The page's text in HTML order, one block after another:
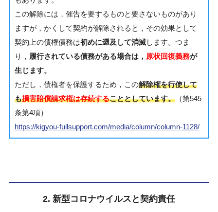
この解除には，催告を要するものと要さないものがあり
ますが，かくして契約が解除されると，その効果として
契約上の債権債務は初めに遡及して消滅します。つま
り， 履行されている債務がある場合は， 原状回復義務が
生じます。
ただし，債権者を保護するため，この解除権を行使して
も損害賠償請求権は存続することとしています。（第545
条第4項）
https://kigyou-fullsupport.com/media/column/column-1128/
2. 新型コロナウイルスと契約責任